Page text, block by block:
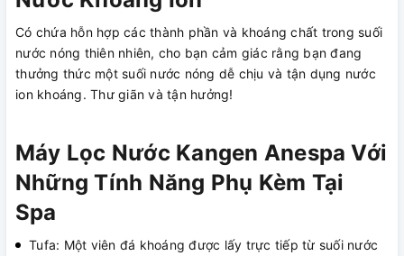
Có chứa hỗn hợp các thành phần và khoáng chất trong suối
nước nóng thiên nhiên, cho bạn cảm giác rằng bạn đang
thưởng thức một suối nước nóng dễ chịu và tận dụng nước
ion khoáng. Thư giãn và tận hưởng!
Máy Lọc Nước Kangen Anespa Với
Những Tính Năng Phụ Kèm Tại
Spa
Tufa: Một viên đá khoáng được lấy trực tiếp từ suối nước